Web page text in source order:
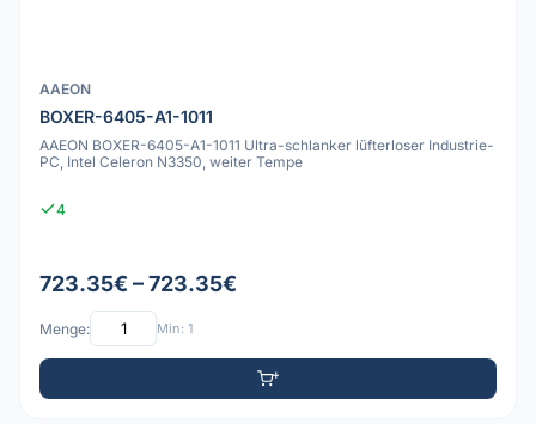
AAEON
BOXER-6405-A1-1011
AAEON BOXER-6405-A1-1011 Ultra-schlanker lüfterloser Industrie-
PC, Intel Celeron N3350, weiter Tempe
4
723.35€ – 723.35€
Menge: Min: 1